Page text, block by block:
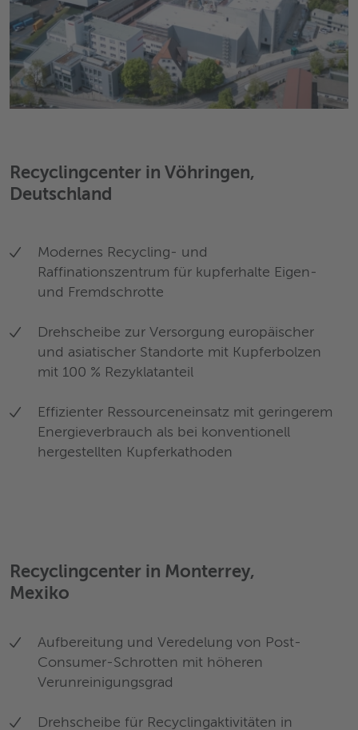
Recyclingcenter in Vöhringen,
Deutschland
Modernes Recycling- und
Raffinationszentrum für kupferhalte Eigen-
und Fremdschrotte
Drehscheibe zur Versorgung europäischer
und asiatischer Standorte mit Kupferbolzen
mit 100 % Rezyklatanteil
Effizienter Ressourceneinsatz mit geringerem
Energieverbrauch als bei konventionell
hergestellten Kupferkathoden
Recyclingcenter in Monterrey,
Mexiko
Aufbereitung und Veredelung von Post-
Consumer-Schrotten mit höheren
Verunreinigungsgrad
Drehscheibe für Recyclingaktivitäten in